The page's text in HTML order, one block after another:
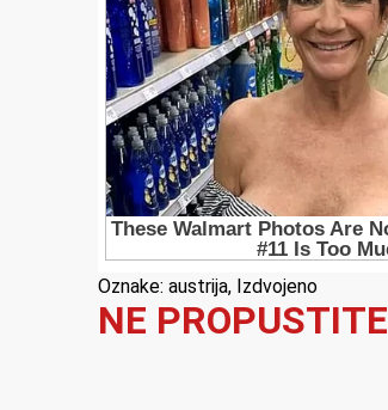
Oznake: austrija, Izdvojeno
NE PROPUSTITE